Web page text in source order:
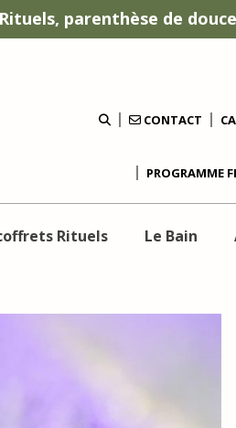
parenthèse de
CONTACT
PROGRAMME
Rituels Le Bain